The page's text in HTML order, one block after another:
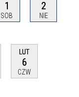
1
SOB
2
NIE
LUT
6
CZW